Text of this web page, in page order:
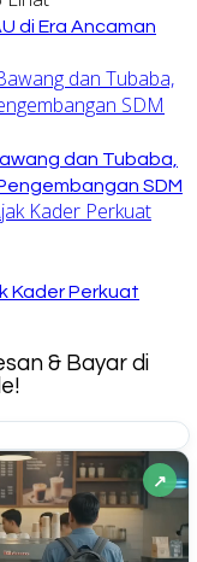
di Era Ancaman
dan Tubaba,
SDM
Kader Perkuat
& Bayar di
↗